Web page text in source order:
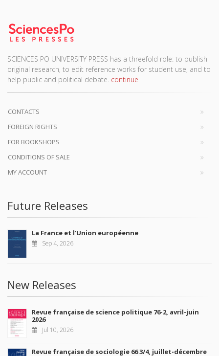
SCIENCES PO UNIVERSITY PRESS has a threefold role: to publish
original research, to edit reference works for student use, and to
help public and political debate. continue
CONTACTS
FOREIGN RIGHTS
FOR BOOKSHOPS
CONDITIONS OF SALE
MY ACCOUNT
Future Releases
La France et l'Union européenne
Sep 4, 2026
New Releases
Revue française de science politique 76-2, avril-juin
2026
Jul 10, 2026
Revue française de sociologie 66 3/4, juillet-décembre